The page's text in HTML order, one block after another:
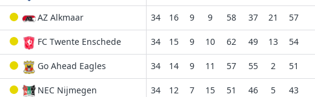
AZ Alkmaar 34 16 9 9 58 37 21 57
FC Twente Enschede 34 15 9 10 62 49 13 54
Go Ahead Eagles 34 14 9 11 57 55 2 51
NEC Nijmegen 34 12 7 15 51 46 5 43